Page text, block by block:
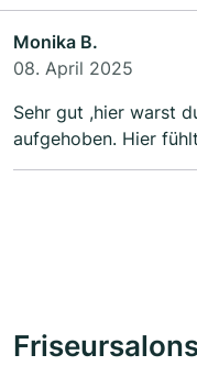
Monika B.
08. April 2025
Sehr gut ,hier warst
aufgehoben. Hier